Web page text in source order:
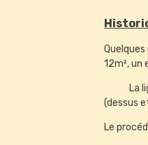
12m²,
La
(dessus
Le